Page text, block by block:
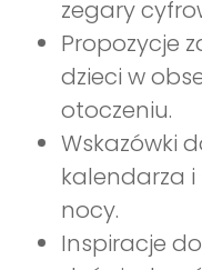
zegary
Propozycje
dzieci w
otoczeniu.
Wskazówki
kalendarza
nocy.
Inspiracje